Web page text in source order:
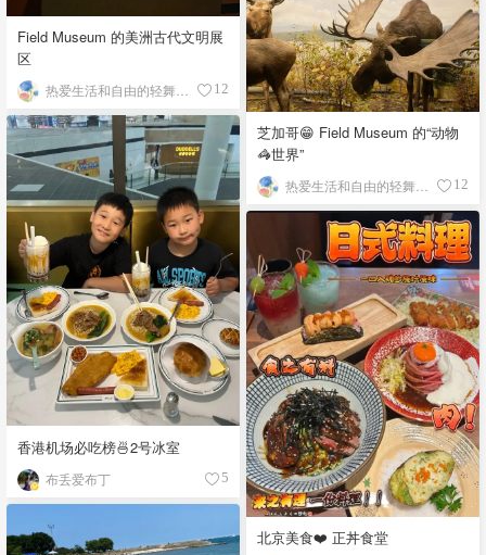
Field Museum 的美洲古代文明展
区
12
芝加哥😁 Field Museum 的“动物
🦓世界”
12
香港机场必吃榜🍜2号冰室
布丢爱布丁 5
北京美食❤️ 正丼食堂